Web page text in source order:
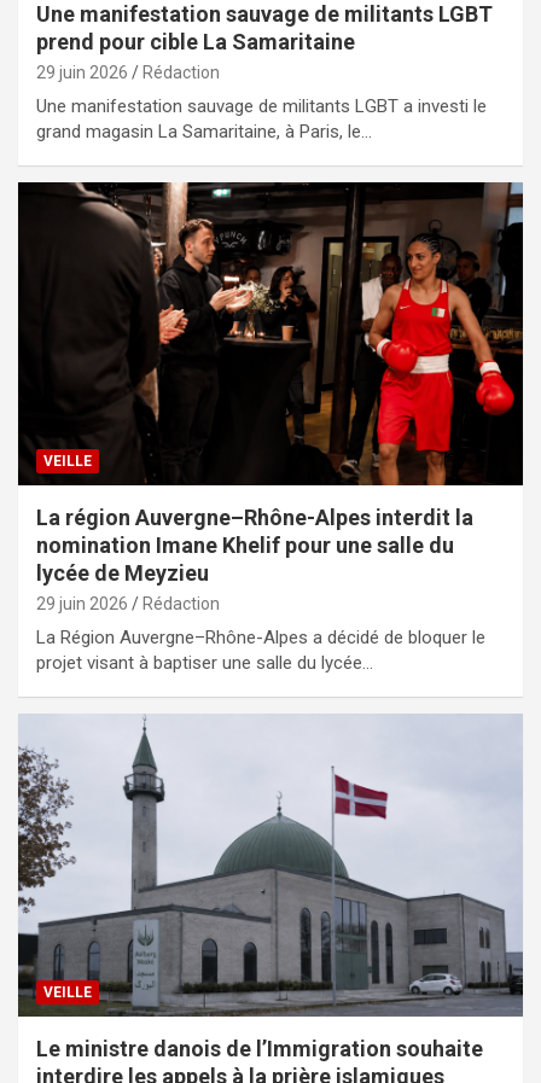
Une manifestation sauvage de militants LGBT
prend pour cible La Samaritaine
29 juin 2026 Rédaction
Une manifestation sauvage de militants LGBT a investi le
grand magasin La Samaritaine, à Paris, le…
VEILLE
La région Auvergne–Rhône-Alpes interdit la
nomination Imane Khelif pour une salle du
lycée de Meyzieu
29 juin 2026 Rédaction
La Région Auvergne–Rhône-Alpes a décidé de bloquer le
projet visant à baptiser une salle du lycée…
VEILLE
Le ministre danois de l’Immigration souhaite
interdire les appels à la prière islamiques